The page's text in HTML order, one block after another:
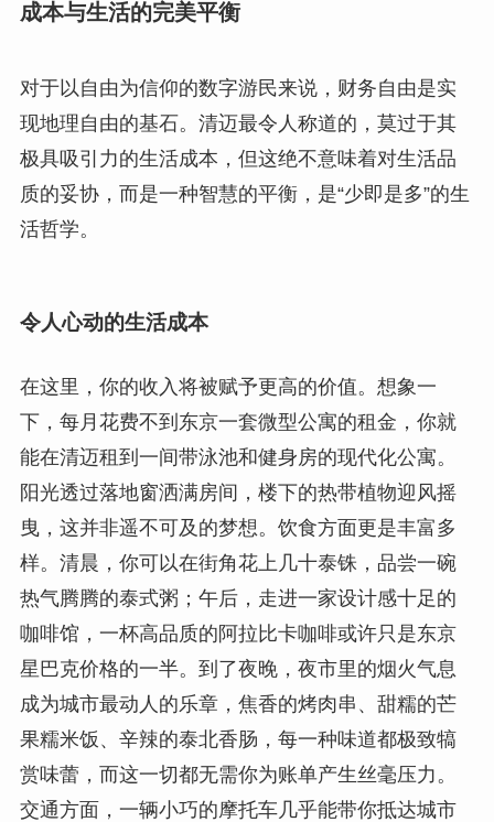
成本与生活的完美平衡
对于以自由为信仰的数字游民来说，财务自由是实
现地理自由的基石。清迈最令人称道的，莫过于其
极具吸引力的生活成本，但这绝不意味着对生活品
质的妥协，而是一种智慧的平衡，是“少即是多”的生
活哲学。
令人心动的生活成本
在这里，你的收入将被赋予更高的价值。想象一
下，每月花费不到东京一套微型公寓的租金，你就
能在清迈租到一间带泳池和健身房的现代化公寓。
阳光透过落地窗洒满房间，楼下的热带植物迎风摇
曳，这并非遥不可及的梦想。饮食方面更是丰富多
样。清晨，你可以在街角花上几十泰铢，品尝一碗
热气腾腾的泰式粥；午后，走进一家设计感十足的
咖啡馆，一杯高品质的阿拉比卡咖啡或许只是东京
星巴克价格的一半。到了夜晚，夜市里的烟火气息
成为城市最动人的乐章，焦香的烤肉串、甜糯的芒
果糯米饭、辛辣的泰北香肠，每一种味道都极致犒
赏味蕾，而这一切都无需你为账单产生丝毫压力。
交通方面，一辆小巧的摩托车几乎能带你抵达城市